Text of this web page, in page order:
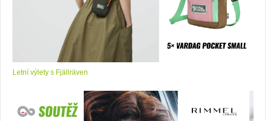
Letní výlety s Fjällräven